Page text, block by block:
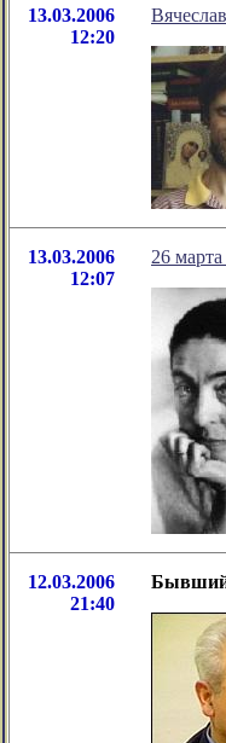
13.03.2006
12:20
13.03.2006
12:07
26
12.03.2006
21:40
Бывший